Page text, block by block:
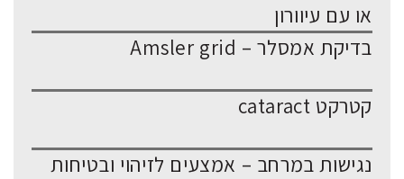
או עם עיוורון
בדיקת אמסלר – Amsler grid
קטרקט cataract
נגישות במרחב – אמצעים לזיהוי ובטיחות